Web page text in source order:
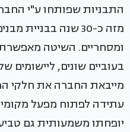
התבניות שפותחו ע"י
מזה כ-30 שנה בבניית
ומסחריים. השיטה מאפשרת
בעוביים שונים, ליישומים
מייבאת החברה את חלקי
עתידה לפתוח מפעל
יופחתו משמעותית גם